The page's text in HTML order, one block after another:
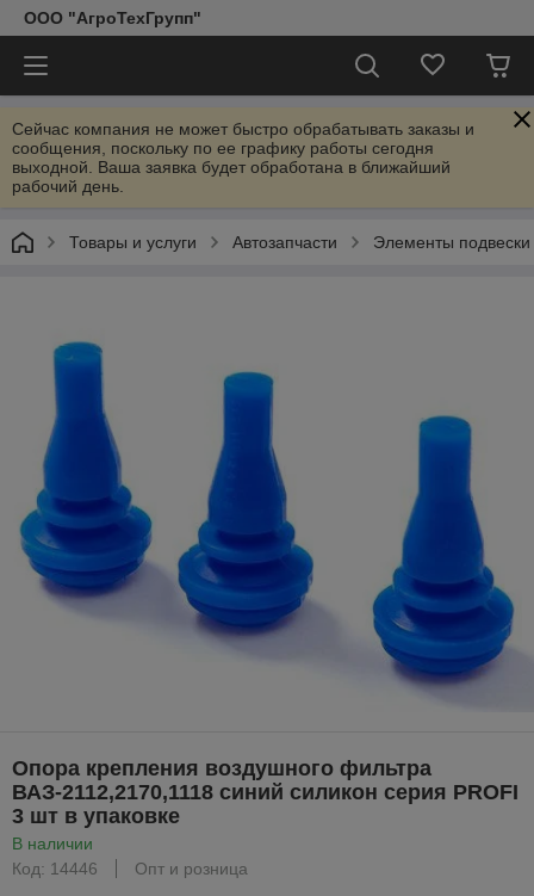
ООО "АгроТехГрупп"
Сейчас компания не может быстро обрабатывать заказы и
сообщения, поскольку по ее графику работы сегодня
выходной. Ваша заявка будет обработана в ближайший
рабочий день.
Товары и услуги Автозапчасти Элементы подвески
Опора крепления воздушного фильтра
ВАЗ-2112,2170,1118 синий силикон серия PROFI
3 шт в упаковке
В наличии
Код: 14446
Опт и розница